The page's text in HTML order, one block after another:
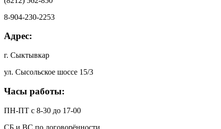
8-904-230-2253
Адрес:
г. Сыктывкар
ул. Сысольское шоссе 15/3
Часы работы:
ПН-ПТ с 8-30 до 17-00
СБ и ВС по договорённости